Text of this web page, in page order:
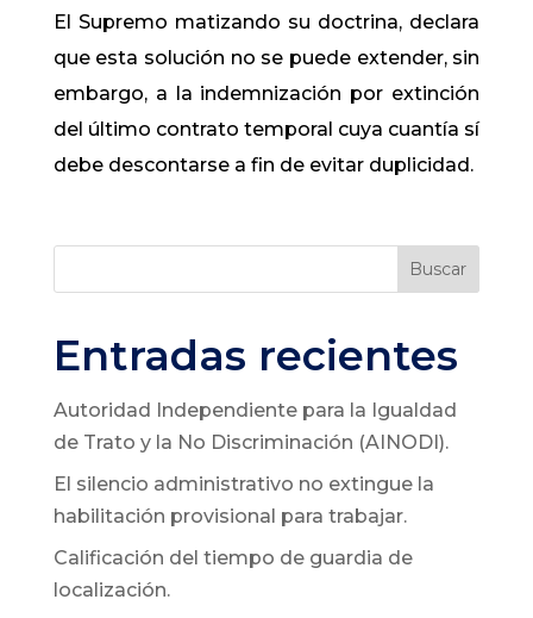
El Supremo matizando su doctrina, declara
que esta solución no se puede extender, sin
embargo, a la indemnización por extinción
del último contrato temporal cuya cuantía sí
debe descontarse a fin de evitar duplicidad.​​
Buscar
Entradas recientes
Autoridad Independiente para la Igualdad
de Trato y la No Discriminación (AINODI).
El silencio administrativo no extingue la
habilitación provisional para trabajar.
Calificación del tiempo de guardia de
localización.